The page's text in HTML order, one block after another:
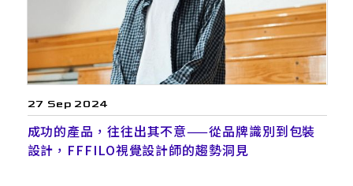
27 Sep 2024
成功的產品，往往出其不意——從品牌識別到包裝
設計，FFFILO視覺設計師的趨勢洞見